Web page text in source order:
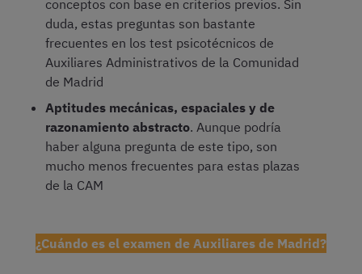
conceptos con base en criterios previos. Sin
duda, estas preguntas son bastante
frecuentes en los test psicotécnicos de
Auxiliares Administrativos de la Comunidad
de Madrid
Aptitudes mecánicas, espaciales y de
razonamiento abstracto. Aunque podría
haber alguna pregunta de este tipo, son
mucho menos frecuentes para estas plazas
de la CAM
¿Cuándo es el examen de Auxiliares de Madrid?